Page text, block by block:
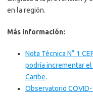
en la región.
Más información:
Nota Técnica N° 1
podría incrementar
Caribe.
Observatorio